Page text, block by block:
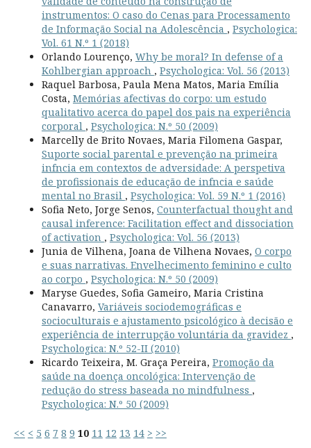
instrumentos: O caso do Cenas para Processamento
de Informação Social na Adolescência , Psychologica:
Vol. 61 N.º 1 (2018)
Orlando Lourenço, Why be moral? In defense of a
Kohlbergian approach , Psychologica: Vol. 56 (2013)
Raquel Barbosa, Paula Mena Matos, Maria Emília
Costa, Memórias afectivas do corpo: um estudo
qualitativo acerca do papel dos pais na experiência
corporal , Psychologica: N.º 50 (2009)
Marcelly de Brito Novaes, Maria Filomena Gaspar,
Suporte social parental e prevenção na primeira
infncia em contextos de adversidade: A perspetiva
de profissionais de educação de infncia e saúde
mental no Brasil , Psychologica: Vol. 59 N.º 1 (2016)
Sofia Neto, Jorge Senos, Counterfactual thought and
causal inference: Facilitation effect and dissociation
of activation , Psychologica: Vol. 56 (2013)
Junia de Vilhena, Joana de Vilhena Novaes, O corpo
e suas narrativas. Envelhecimento feminino e culto
ao corpo , Psychologica: N.º 50 (2009)
Maryse Guedes, Sofia Gameiro, Maria Cristina
Canavarro, Variáveis sociodemográficas e
socioculturais e ajustamento psicológico à decisão e
experiência de interrupção voluntária da gravidez ,
Psychologica: N.º 52-II (2010)
Ricardo Teixeira, M. Graça Pereira, Promoção da
saúde na doença oncológica: Intervenção de
redução do stress baseada no mindfulness ,
Psychologica: N.º 50 (2009)
<< < 5 6 7 8 9 10 11 12 13 14 > >>